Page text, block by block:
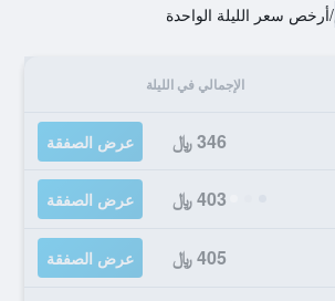
/أرخص سعر الليلة الواحدة
الإجمالي في الليلة
346 ﷼ عرض الصفقة
403 ﷼ عرض الصفقة
405 ﷼ عرض الصفقة